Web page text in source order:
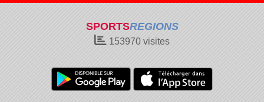
SPORTSREGIONS
153970 visites